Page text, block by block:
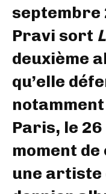
septembre
Pravi sort
deuxième
qu’elle
Paris, le
moment de
une artiste